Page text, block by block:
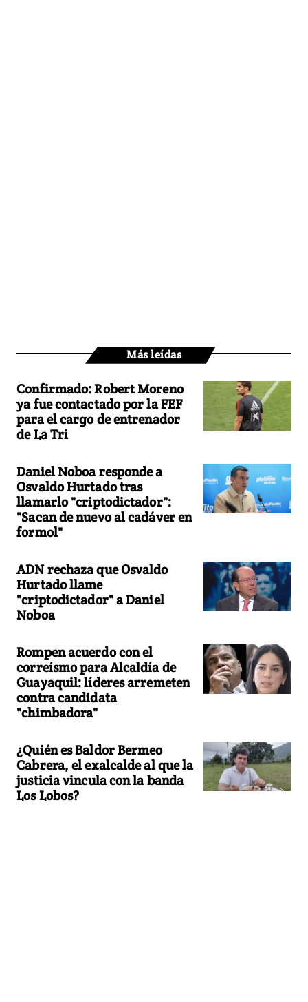
Más leídas
Confirmado: Robert Moreno
ya fue contactado por la FEF
para el cargo de entrenador
de La Tri
Daniel Noboa responde a
Osvaldo Hurtado tras
llamarlo "criptodictador":
"Sacan de nuevo al cadáver en
formol"
ADN rechaza que Osvaldo
Hurtado llame
"criptodictador" a Daniel
Noboa
Rompen acuerdo con el
correísmo para Alcaldía de
Guayaquil: líderes arremeten
contra candidata
"chimbadora"
¿Quién es Baldor Bermeo
Cabrera, el exalcalde al que la
justicia vincula con la banda
Los Lobos?